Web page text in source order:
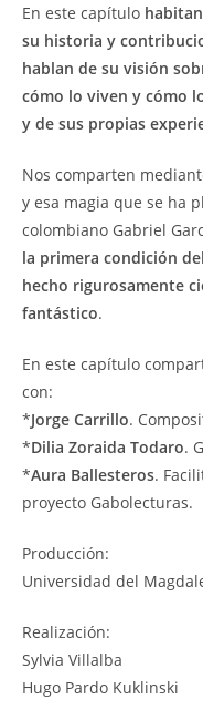
En este capítulo
su historia y
hablan de su visión
cómo lo viven y cómo
y de sus propias
Nos comparten
y esa magia que se ha
colombiano Gabriel
la primera condición
hecho rigurosamente
fantástico.
En este capítulo
con:
*Jorge Carrillo.
*Dilia Zoraida Todaro.
*Aura Ballesteros.
proyecto Gabolecturas.
Producción:
Universidad del
Realización:
Sylvia Villalba
Hugo Pardo Kuklinski